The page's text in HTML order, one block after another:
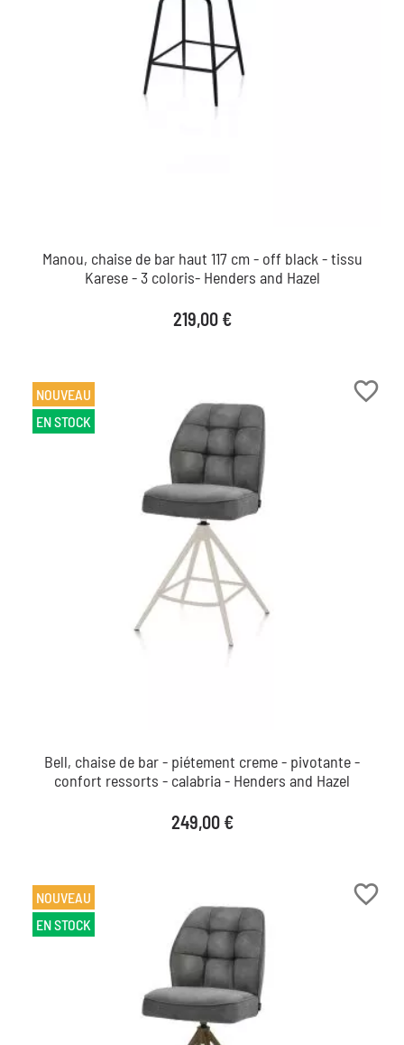
Manou, chaise de bar haut 117 cm - off black - tissu
Karese - 3 coloris- Henders and Hazel
Prix
219,00 €
favorite_border
Bell, chaise de bar - piétement creme - pivotante -
confort ressorts - calabria - Henders and Hazel
Prix
249,00 €
NOUVEAU
EN STOCK
favorite_border
NOUVEAU
EN STOCK